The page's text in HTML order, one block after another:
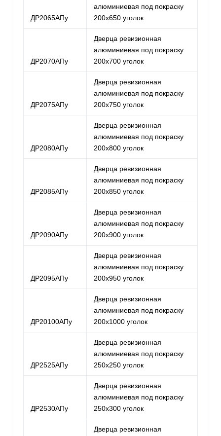
ДР2065АПу
алюминиевая под покраску
200х650 уголок
ДР2070АПу
Дверца ревизионная
алюминиевая под покраску
200х700 уголок
ДР2075АПу
Дверца ревизионная
алюминиевая под покраску
200х750 уголок
ДР2080АПу
Дверца ревизионная
алюминиевая под покраску
200х800 уголок
ДР2085АПу
Дверца ревизионная
алюминиевая под покраску
200х850 уголок
ДР2090АПу
Дверца ревизионная
алюминиевая под покраску
200х900 уголок
ДР2095АПу
Дверца ревизионная
алюминиевая под покраску
200х950 уголок
ДР20100АПу
Дверца ревизионная
алюминиевая под покраску
200х1000 уголок
ДР2525АПу
Дверца ревизионная
алюминиевая под покраску
250х250 уголок
ДР2530АПу
Дверца ревизионная
алюминиевая под покраску
250х300 уголок
Дверца ревизионная